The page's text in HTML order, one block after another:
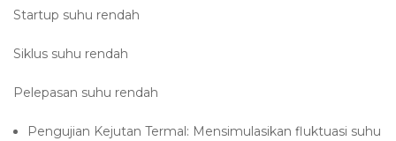
Startup suhu rendah
Siklus suhu rendah
Pelepasan suhu rendah
Pengujian Kejutan Termal: Mensimulasikan fluktuasi suhu